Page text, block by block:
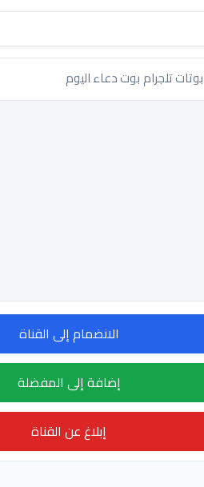
بوتات تلجرام بوت دعاء اليوم
الانضمام إلى القناة
إضافة إلى المفضلة
إبلاغ عن القناة